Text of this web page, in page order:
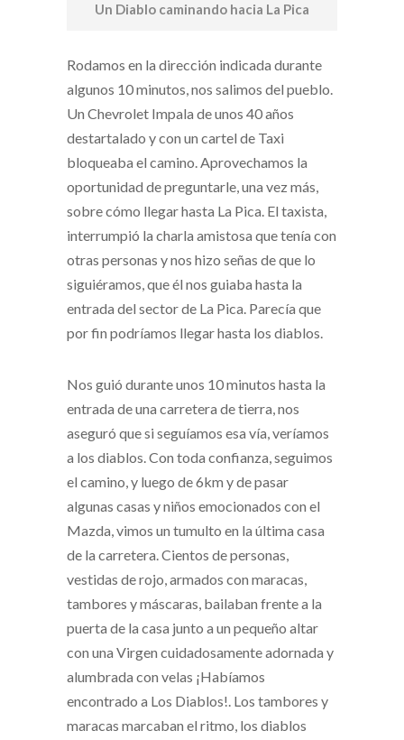
Un Diablo caminando hacia La Pica
Rodamos en la dirección indicada durante
algunos 10 minutos, nos salimos del pueblo.
Un Chevrolet Impala de unos 40 años
destartalado y con un cartel de Taxi
bloqueaba el camino. Aprovechamos la
oportunidad de preguntarle, una vez más,
sobre cómo llegar hasta La Pica. El taxista,
interrumpió la charla amistosa que tenía con
otras personas y nos hizo señas de que lo
siguiéramos, que él nos guiaba hasta la
entrada del sector de La Pica. Parecía que
por fin podríamos llegar hasta los diablos.
Nos guió durante unos 10 minutos hasta la
entrada de una carretera de tierra, nos
aseguró que si seguíamos esa vía, veríamos
a los diablos. Con toda confianza, seguimos
el camino, y luego de 6km y de pasar
algunas casas y niños emocionados con el
Mazda, vimos un tumulto en la última casa
de la carretera. Cientos de personas,
vestidas de rojo, armados con maracas,
tambores y máscaras, bailaban frente a la
puerta de la casa junto a un pequeño altar
con una Virgen cuidadosamente adornada y
alumbrada con velas ¡Habíamos
encontrado a Los Diablos!. Los tambores y
maracas marcaban el ritmo, los diablos